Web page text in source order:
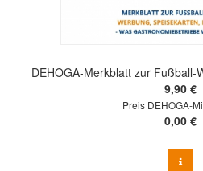
DEHOGA-Merkblatt zur Fußball-
9,90 €
Preis DEHOGA-
0,00 €